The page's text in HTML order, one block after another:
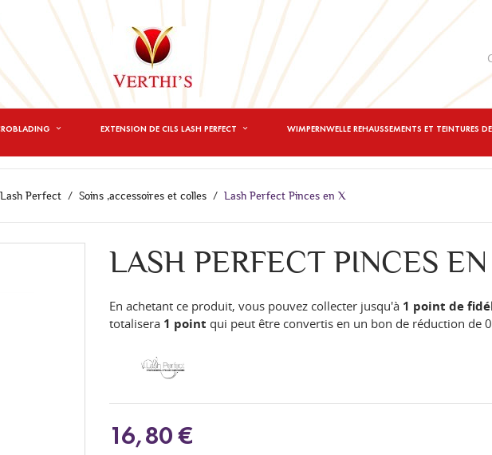
EXTENSION DE CILS LASH PERFECT WIMPERNWELLE REHAUSSEMENTS ET TEINTURES
Lash Perfect Soins ,accessoires et colles Lash Perfect Pinces en X
LASH PERFECT PINCES
En achetant ce produit, vous pouvez collecter jusqu'à 1 point de
totalisera 1 point qui peut être convertis en un bon de réduction de
16,80 €